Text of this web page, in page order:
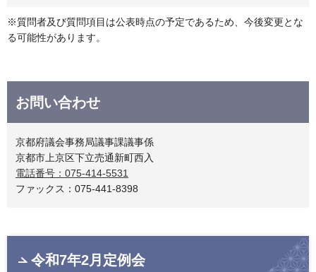
※質問者及び質問項目は公表時点の予定であるため、今後変更とな
る可能性があります。
お問い合わせ
京都府議会事務局議事課議事係
京都市上京区下立売通新町西入
電話番号：075-414-5531
ファックス：075-441-8398
令和7年2月定例会